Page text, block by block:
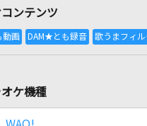
ンテンツ
ケ機種